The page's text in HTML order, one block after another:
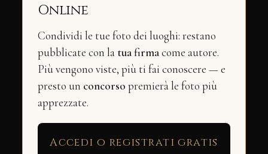
Online
Condividi le tue foto dei luoghi: restano
pubblicate con la tua firmacome autore.
Più vengono viste, più ti fai conoscere — e
presto un concorso premierà le foto più
apprezzate.
Accedi o registrati gratis